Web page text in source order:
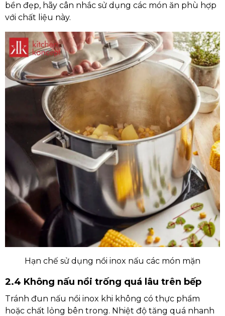
bền đẹp, hãy cân nhắc sử dụng các món ăn phù hợp
với chất liệu này.
Hạn chế sử dụng nồi inox nấu các món mặn
2.4 Không nấu nồi trống quá lâu trên bếp
Tránh đun nấu nồi inox khi không có thực phẩm
hoặc chất lỏng bên trong. Nhiệt độ tăng quá nhanh